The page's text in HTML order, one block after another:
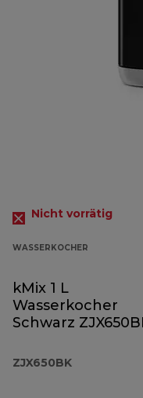
Nicht vorrätig
WASSERKOCHER
kMix 1 L
Wasserkocher
Schwarz
ZJX650BK